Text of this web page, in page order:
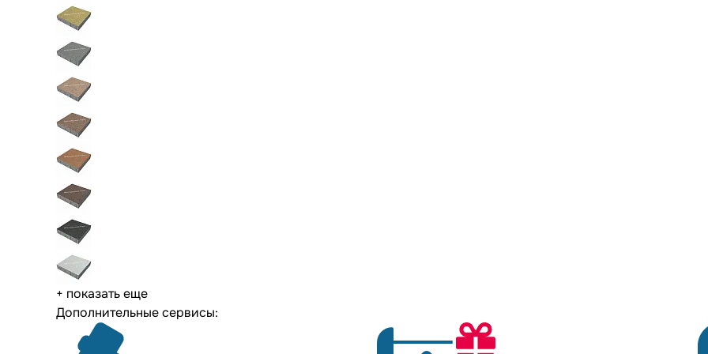
+ показать еще
Дополнительные сервисы: